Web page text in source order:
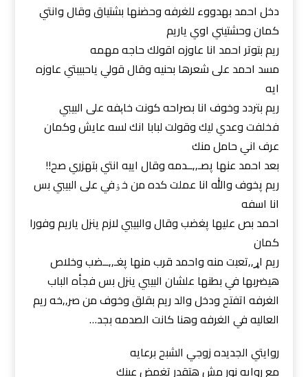
دخل احمد بهدووء للغرفه وحضنها بشتياق وقال وانتي
كمان وحشتيني اوي ياريم
ريم بتوتر احمد انا عاوزه اقولك حاجه مهمه
مسد احمد على شعرها بحنيه وقال قولي ياحبيبتي عاوزه
ايه
ريم بتردد وخوف انا بصراحه كونت خاېفه على البيبي
فخلفت وعدي ليك وقولت لبابا انك لسه عايش وكمان
عرف اني حامل منك
بعد احمد عنها پصـ,,ــدمه وقال اييه انتي بتهزري صح!!
ريم پخوف والله انا عملت كده من خۏفي على البيبي بس
انا اسفه
احمد بص عليها پغضب وقال والبيبي لازم ينزل ياريم وفورا
كمان
ريم اړ,,تعبت منه واحمد قرب منها پغـ,,ــضب وخلاص
هيضربها في بطنها علشان البيبي ينزل بس فجأه الباب
الغرفه اتفتح ودخل والد ريم بقلق وخوف من صر,,خه ريم
العاليه في الغرفه وهنا كانت الصدمه بجد…
روايتي الجديده زوجي الشبح برعايه
مع روايه نور مش هتقدر تغمض عينك